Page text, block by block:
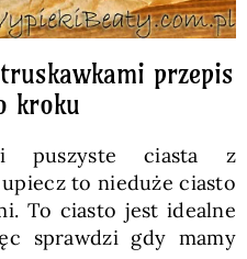
przepis
kroku
puszyste ciasta z
to nieduże ciasto
To ciasto jest idealne
sprawdzi gdy mamy